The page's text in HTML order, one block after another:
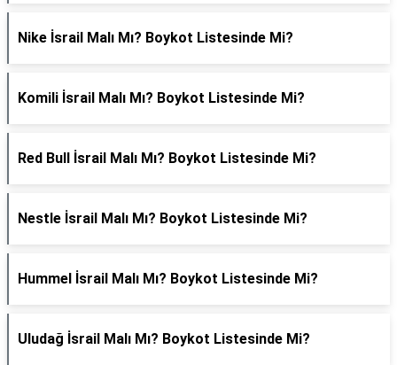
Nike İsrail Malı Mı? Boykot Listesinde Mi?
Komili İsrail Malı Mı? Boykot Listesinde Mi?
Red Bull İsrail Malı Mı? Boykot Listesinde Mi?
Nestle İsrail Malı Mı? Boykot Listesinde Mi?
Hummel İsrail Malı Mı? Boykot Listesinde Mi?
Uludağ İsrail Malı Mı? Boykot Listesinde Mi?